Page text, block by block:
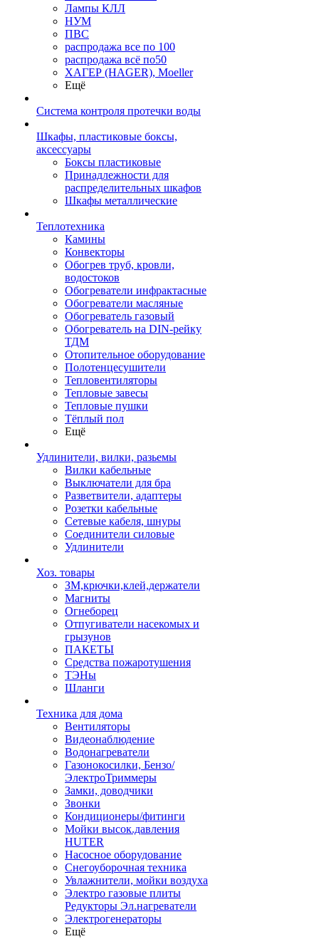
Лампы КЛЛ
НУМ
ПВС
распродажа все по 100
распродажа всё по50
ХАГЕР (HAGER), Moeller
Ещё
Система контроля протечки воды
Шкафы, пластиковые боксы,
аксессуары
Боксы пластиковые
Принадлежности для
распределительных шкафов
Шкафы металлические
Теплотехника
Камины
Конвекторы
Обогрев труб, кровли,
водостоков
Обогреватели инфрактасные
Обогреватели масляные
Обогреватель газовый
Обогреватель на DIN-рейку
ТДМ
Отопительное оборудование
Полотенцесушители
Тепловентиляторы
Тепловые завесы
Тепловые пушки
Тёплый пол
Ещё
Удлинители, вилки, разьемы
Вилки кабельные
Выключатели для бра
Разветвители, адаптеры
Розетки кабельные
Сетевые кабеля, шнуры
Соединители силовые
Удлинители
Хоз. товары
ЗМ,крючки,клей,держатели
Магниты
Огнеборец
Отпугиватели насекомых и
грызунов
ПАКЕТЫ
Средства пожаротушения
ТЭНы
Шланги
Техника для дома
Вентиляторы
Видеонаблюдение
Водонагреватели
Газонокосилки, Бензо/
ЭлектроТриммеры
Замки, доводчики
Звонки
Кондиционеры/фитинги
Мойки высок.давления
HUTER
Насосное оборудование
Снегоуборочная техника
Увлажнители, мойки воздуха
Электро газовые плиты
Редукторы Эл.нагреватели
Электрогенераторы
Ещё